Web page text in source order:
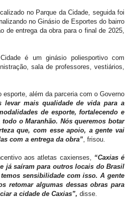
no Parque da Cidade, seguida foi
no Ginásio de Esportes do bairro
de entrega da obra para o final de 2025,
é um ginásio poliesportivo com
sala de professores, vestiários,
além da parceria com o Governo
levar mais qualidade de vida para a
de esporte, fortalecendo e
o Maranhão. Nós queremos botar
que, com esse apoio, a gente vai
com a entrega da obra” , frisou.
aos atletas caxienses, “Caxias é
já saíram para outros locais do Brasil
sensibilidade com isso. A gente
retomar algumas dessas obras para
a cidade de Caxias”, disse.